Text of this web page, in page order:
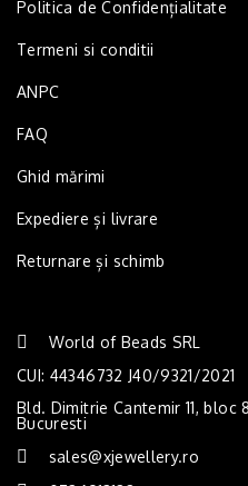
Politica de Confidențialitate
Termeni si conditii
ANPC
FAQ
Ghid mărimi
Expediere și livrare
Returnare și schimb
World of Beads SRL
CUI: 44346732 J40/9321/2021
Bld. Dimitrie Cantemir 11, bloc
Bucuresti
sales@xjewellery.ro